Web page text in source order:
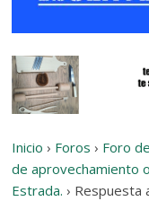
Inicio › Foros › Foro
de aprovechamiento
Estrada. › Respuesta